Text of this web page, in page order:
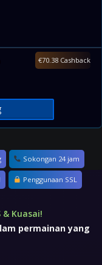
€70.38 Cashback
Sokongan 24 jam
Penggunaan SSL
Kuasai!
permainan yang